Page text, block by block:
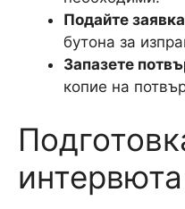
Подайте
бутона за
Запазете
копие на
интервюта